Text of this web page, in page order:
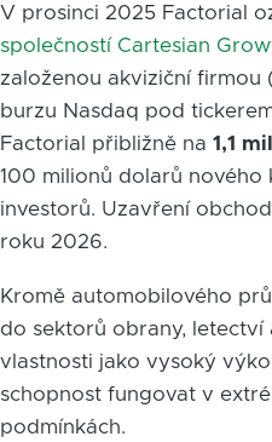
V prosinci 2025 Factorial
společností Cartesian
založenou akviziční firmou
burzu Nasdaq pod
Factorial přibližně na 1,1
100 milionů dolarů nového
investorů. Uzavření
roku 2026.
Kromě automobilového
do sektorů obrany, letectví
vlastnosti jako vysoký
schopnost fungovat v
podmínkách.